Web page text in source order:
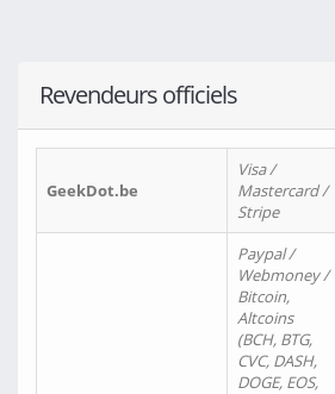
Revendeurs officiels
GeekDot.be
Visa /
Mastercard /
Stripe
Paypal /
Webmoney /
Bitcoin,
Altcoins
(BCH, BTG,
CVC, DASH,
DOGE, EOS,